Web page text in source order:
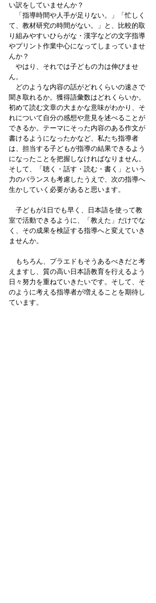
い訳をしていませんか？
「指導時間や人手が足りない。」「忙しく
て、教材研究の時間がない。」と、比較的取
り組みやすいひらがな・漢字などの文字指導
やプリント作業中心になってしまっていませ
んか？
やはり、それでは子どもの力は伸びませ
ん。
どのような内容の話がどれくらいの速さで
聞き取れるか。獲得語彙数はどれくらいか。
初めて読む文章の大まかな意味がわかり、そ
れについて自分の感想や意見を述べることが
できるか。テーマにそった内容のある作文が
書けるようになったかなど、私たち指導者
は、担当する子どもが指導の結果できるよう
になったことを把握しなければなりません。
そして、「聴く・話す・読む・書く」という
力のバランスも考慮したうえで、次の指導へ
生かしていく必要があると思います。
子どもが1日でも早く、日本語を使って教
室で活動できるように、「教えた」だけでな
く、その成果を検証する指導へと変えていき
ませんか。
もちろん、プラエドもそうあるべきだと考
えますし、質の高い日本語教育を行えるよう
日々努力を重ねていきたいです。そして、そ
のように考える指導者が増えることを期待し
ています。